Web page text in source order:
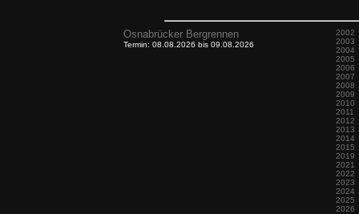
Osnabrücker Bergrennen
Termin: 08.08.2026 bis 09.08.2026
2002
2003
2004
2005
2006
2007
2008
2009
2010
2011
2012
2013
2014
2015
2019
2021
2022
2023
2024
2025
2026